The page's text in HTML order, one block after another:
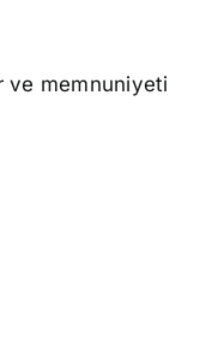
ve memnuniyeti